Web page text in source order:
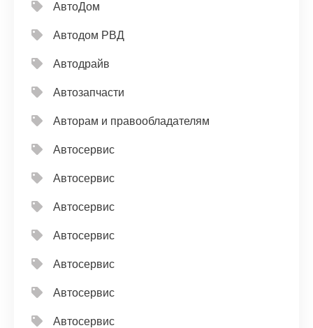
АвтоДом
Автодом РВД
Автодрайв
Автозапчасти
Авторам и правообладателям
Автосервис
Автосервис
Автосервис
Автосервис
Автосервис
Автосервис
Автосервис